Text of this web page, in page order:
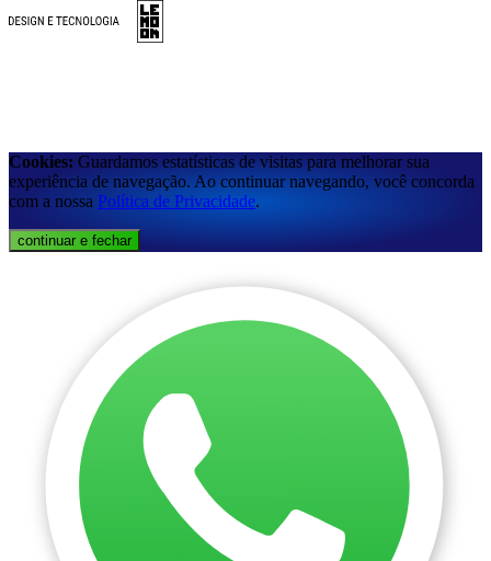
Cookies: Guardamos estatísticas de visitas para melhorar sua
experiência de navegação. Ao continuar navegando, você concorda
com a nossa Política de Privacidade.
continuar e fechar